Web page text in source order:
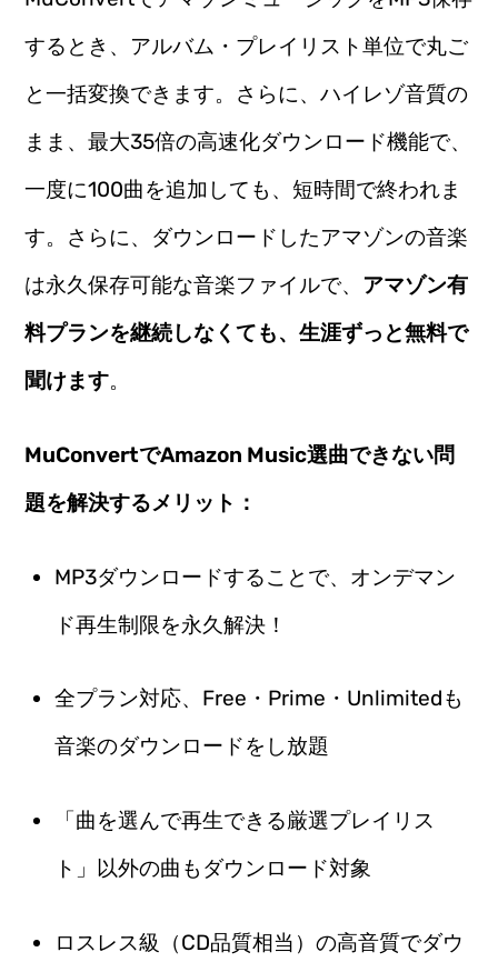
するとき、アルバム・プレイリスト単位で丸ご
と一括変換できます。さらに、ハイレゾ音質の
まま、最大35倍の高速化ダウンロード機能で、
一度に100曲を追加しても、短時間で終われま
す。さらに、ダウンロードしたアマゾンの音楽
は永久保存可能な音楽ファイルで、 アマゾン有
料プランを継続しなくても、生涯ずっと無料で
聞けます。
MuConvertでAmazon Music選曲できない問
題を解決するメリット：
MP3ダウンロードすることで、オンデマン
ド再生制限を永久解決！
全プラン対応、Free・Prime・Unlimitedも
音楽のダウンロードをし放題
「曲を選んで再生できる厳選プレイリス
ト」以外の曲もダウンロード対象
ロスレス級（CD品質相当）の高音質でダウ